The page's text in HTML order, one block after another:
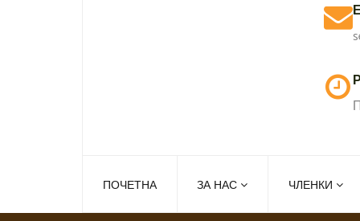
ПОЧЕТНА ЗА НАС ЧЛЕНКИ